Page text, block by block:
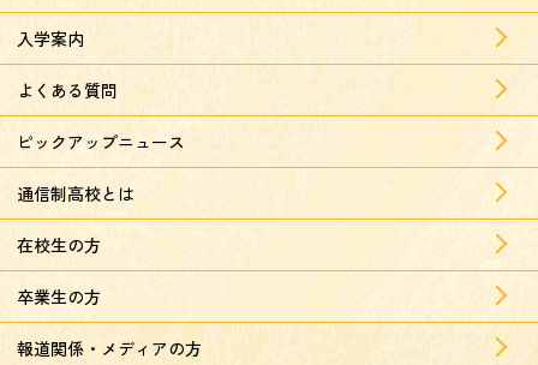
入学案内
よくある質問
ピックアップニュース
通信制高校とは
在校生の方
卒業生の方
報道関係・メディアの方